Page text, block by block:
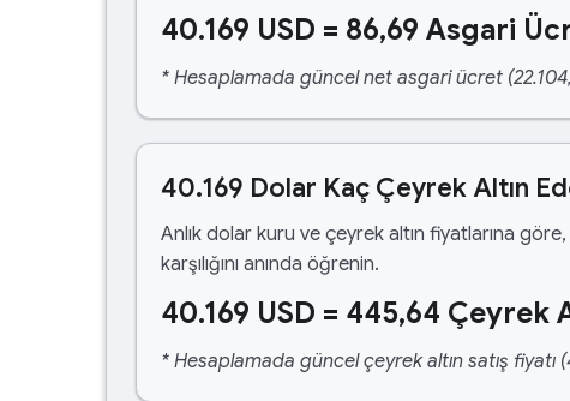
40.169 USD = 86,69 Asgari
* Hesaplamada güncel net asgari ücret
40.169 Dolar Kaç Çeyrek Altın
Anlık dolar kuru ve çeyrek altın fiyatlarına göre,
karşılığını anında öğrenin.
40.169 USD = 445,64 Çeyrek
* Hesaplamada güncel çeyrek altın satış fiyatı